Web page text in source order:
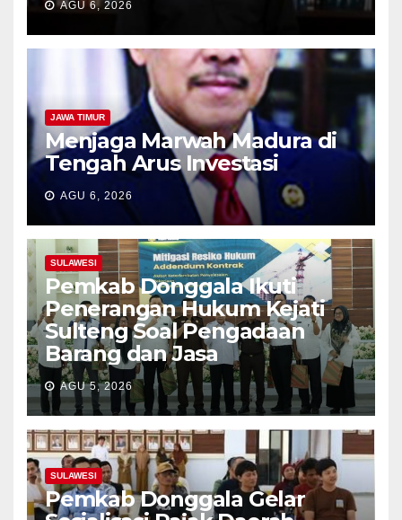
AGU 6, 2026
JAWA TIMUR
Menjaga Marwah Madura di
Tengah Arus Investasi
AGU 6, 2026
SULAWESI
Pemkab Donggala Ikuti
Penerangan Hukum Kejati
Sulteng Soal Pengadaan
Barang dan Jasa
AGU 5, 2026
SULAWESI
Pemkab Donggala Gelar